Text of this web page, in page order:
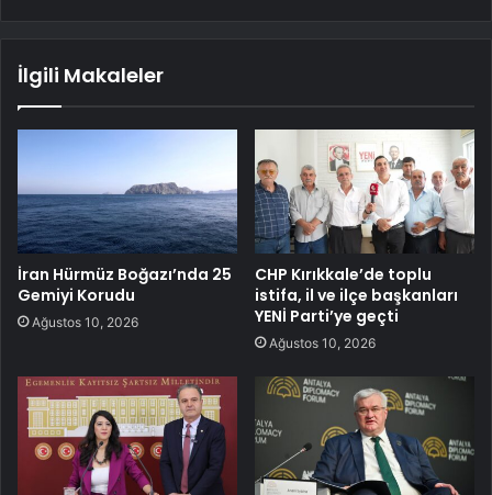
İlgili Makaleler
İran Hürmüz Boğazı’nda 25
Gemiyi Korudu
Ağustos 10, 2026
CHP Kırıkkale’de toplu
istifa, il ve ilçe başkanları
YENİ Parti’ye geçti
Ağustos 10, 2026